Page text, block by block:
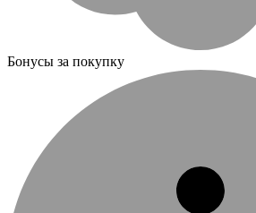
Бонусы за покупку